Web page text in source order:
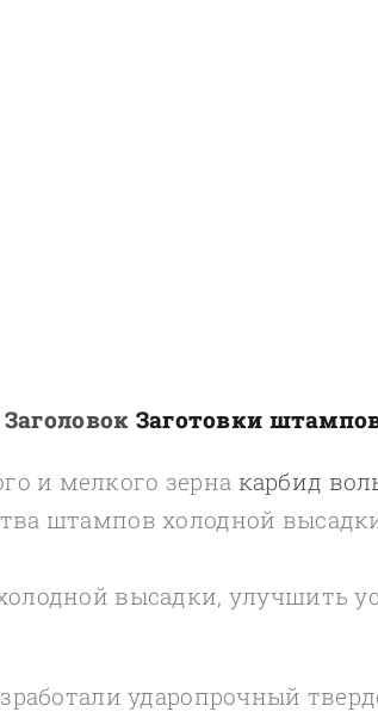
Заголовок Заготовки
и мелкого зерна карбид
штампов холодной
высадки, улучшить
ударопрочный